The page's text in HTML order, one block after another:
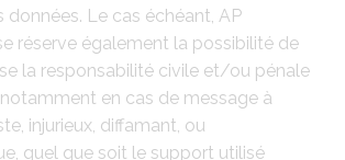
Le cas échéant, AP
réserve également la possibilité de
la responsabilité civile et/ou pénale
notamment en cas de message à
injurieux, diffamant, ou
quel que soit le support utilisé